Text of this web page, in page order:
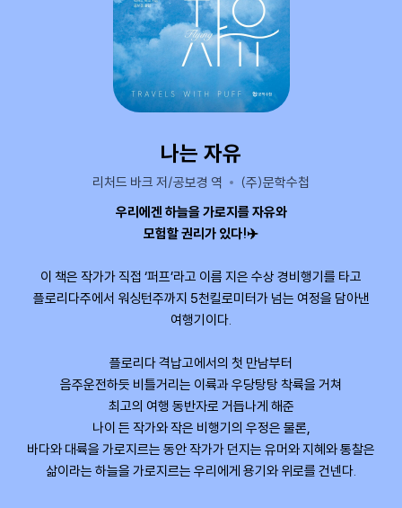
나는 자유
리처드 바크 저/공보경 역
(주)문학수첩
우리에겐 하늘을 가로지를 자유와
모험할 권리가 있다!✈️
이 책은 작가가 직접 ‘퍼프’라고 이름 지은 수상 경비행기를 타고
플로리다주에서 워싱턴주까지 5천킬로미터가 넘는 여정을 담아낸
여행기이다.
플로리다 격납고에서의 첫 만남부터
음주운전하듯 비틀거리는 이륙과 우당탕탕 착륙을 거쳐
최고의 여행 동반자로 거듭나게 해준
나이 든 작가와 작은 비행기의 우정은 물론,
바다와 대륙을 가로지르는 동안 작가가 던지는 유머와 지혜와 통찰은
삶이라는 하늘을 가로지르는 우리에게 용기와 위로를 건넨다.